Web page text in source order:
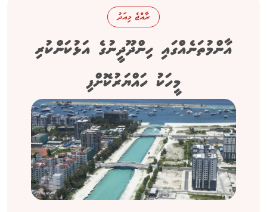
ރާއްޖެ މިއަދު
އާންމުތަނެއްގައި ހިންދޫދީނުގެ އަޅުކަންކުރި
މީހަކު ހައްޔަރުކޮށްފި